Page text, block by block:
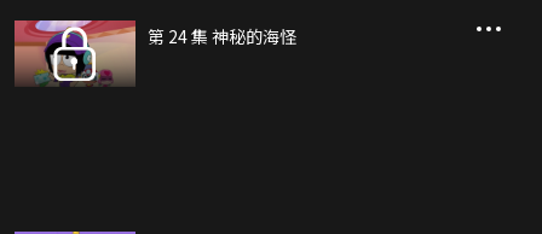
第 24 集 神秘的海怪